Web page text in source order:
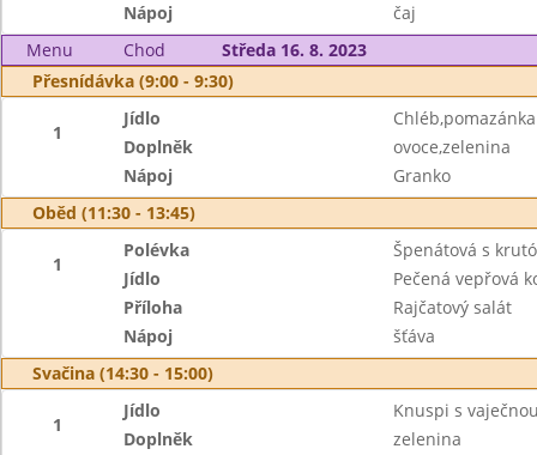
Nápoj
čaj
Menu
Chod
Středa 16. 8. 2023
Přesnídávka (9:00 - 9:30)
1
Jídlo
Doplněk
ovoce,zelenina
Nápoj
Granko
Oběd (11:30 - 13:45)
1
Polévka
Špenátová s
Jídlo
Pečená vepřová
Příloha
Rajčatový salát
Nápoj
šťáva
Svačina (14:30 - 15:00)
1
Jídlo
Knuspi s
Doplněk
zelenina